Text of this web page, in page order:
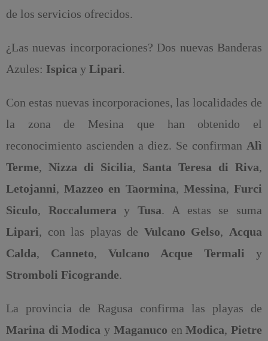
de los servicios ofrecidos.
¿Las nuevas incorporaciones? Dos nuevas Banderas
Azules: Ispica y Lipari.
Con estas nuevas incorporaciones, las localidades de
la zona de Mesina que han obtenido el
reconocimiento ascienden a diez. Se confirman Alì
Terme, Nizza di Sicilia, Santa Teresa di Riva,
Letojanni,Mazzeo en Taormina, Messina,Furci
Siculo, Roccalumera yTusa. A estas se suma
Lipari, con las playas de Vulcano Gelso, Acqua
Calda, Canneto, Vulcano Acque Termali y
Stromboli Ficogrande.
La provincia de Ragusa confirma las playas de
Marina di Modica y Maganuco enModica,Pietre